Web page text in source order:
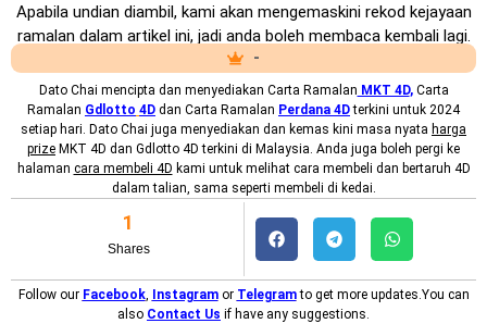
Apabila undian diambil, kami akan mengemaskini rekod kejayaan
ramalan dalam artikel ini, jadi anda boleh membaca kembali lagi.
-
Dato Chai mencipta dan menyediakan Carta Ramalan MKT 4D,Carta
Ramalan Gdlotto 4D dan Carta Ramalan Perdana 4D terkini untuk 2024
setiap hari. Dato Chai juga menyediakan dan kemas kini masa nyata harga
prize MKT 4D dan Gdlotto 4D terkini di Malaysia. Anda juga boleh pergi ke
halaman cara membeli 4D kami untuk melihat cara membeli dan bertaruh 4D
dalam talian, sama seperti membeli di kedai.
Shares
1
Follow our Facebook, Instagramor Telegramto get more updates.You can
also Contact Us if have any suggestions.